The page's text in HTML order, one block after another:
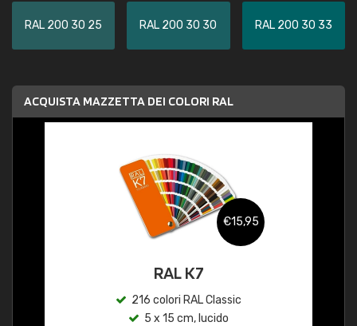
RAL 200 30 25 RAL 200 30 30 RAL 200 30 33
ACQUISTA MAZZETTA DEI COLORI RAL
€15,95
RAL K7
216 colori RAL Classic
5 x 15 cm, lucido